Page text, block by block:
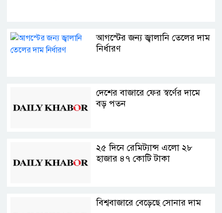
আগস্টের জন্য জ্বালানি তেলের দাম
নির্ধারণ
দেশের বাজারে ফের স্বর্ণের দামে
বড় পতন
২৫ দিনে রেমিট্যান্স এলো ২৮
হাজার ৪৭ কোটি টাকা
বিশ্ববাজারে বেড়েছে সোনার দাম